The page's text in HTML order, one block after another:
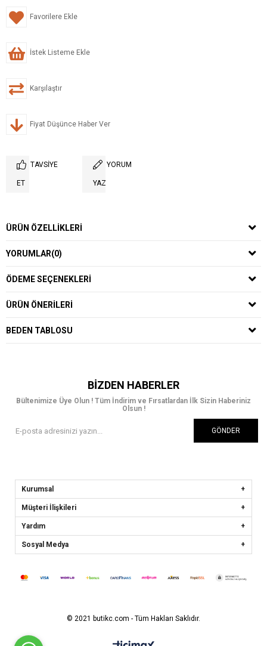
Favorilere Ekle
İstek Listeme Ekle
Karşılaştır
Fiyat Düşünce Haber Ver
TAVSIYE
ET
YORUM
YAZ
ÜRÜN ÖZELLIKLERI
YORUMLAR(0)
ÖDEME SEÇENEKLERI
ÜRÜN ÖNERILERI
BEDEN TABLOSU
BIZDEN HABERLER
Bültenimize Üye Olun ! Tüm İndirim ve Fırsatlardan İlk Sizin Haberiniz
Olsun !
GÖNDER
Kurumsal
Müşteri İlişkileri
Yardım
Sosyal Medya
© 2021 butikc.com - Tüm Hakları Saklıdır.